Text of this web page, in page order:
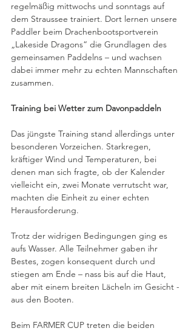
regelmäßig mittwochs und sonntags auf
dem Straussee trainiert. Dort lernen unsere
Paddler beim Drachenbootsportverein
„Lakeside Dragons“ die Grundlagen des
gemeinsamen Paddelns – und wachsen
dabei immer mehr zu echten Mannschaften
zusammen.
Training bei Wetter zum Davonpaddeln
Das jüngste Training stand allerdings unter
besonderen Vorzeichen. Starkregen,
kräftiger Wind und Temperaturen, bei
denen man sich fragte, ob der Kalender
vielleicht ein, zwei Monate verrutscht war,
machten die Einheit zu einer echten
Herausforderung.
Trotz der widrigen Bedingungen ging es
aufs Wasser. Alle Teilnehmer gaben ihr
Bestes, zogen konsequent durch und
stiegen am Ende – nass bis auf die Haut,
aber mit einem breiten Lächeln im Gesicht -
aus den Booten.
Beim FARMER CUP treten die beiden